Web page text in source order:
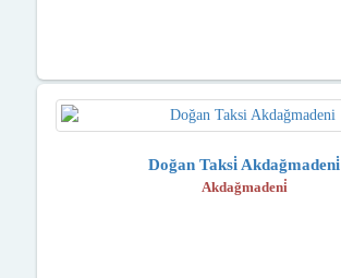
Doğan Taksi̇ Akdağmadeni̇
Akdağmadeni̇